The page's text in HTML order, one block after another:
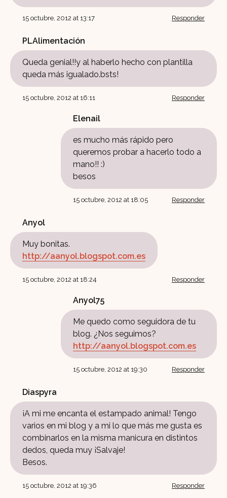
15 octubre, 2012 at 13:17 Responder
PLAlimentación
Queda genial!!y al haberlo hecho con plantilla
queda más igualado.bsts!
15 octubre, 2012 at 16:11 Responder
Elenail
es mucho más rápido pero
queremos probar a hacerlo todo a
mano!! :)
besos
15 octubre, 2012 at 18:05 Responder
Anyol
Muy bonitas.
http://aanyol.blogspot.com.es
15 octubre, 2012 at 18:24 Responder
Anyol75
Me quedo como seguidora de tu
blog. ¿Nos seguimos?
http://aanyol.blogspot.com.es
15 octubre, 2012 at 19:30 Responder
Diaspyra
¡A mi me encanta el estampado animal! Tengo
varios en mi blog y a mi lo que más me gusta es
combinarlos en la misma manicura en distintos
dedos, queda muy ¡Salvaje!
Besos.
15 octubre, 2012 at 19:36 Responder